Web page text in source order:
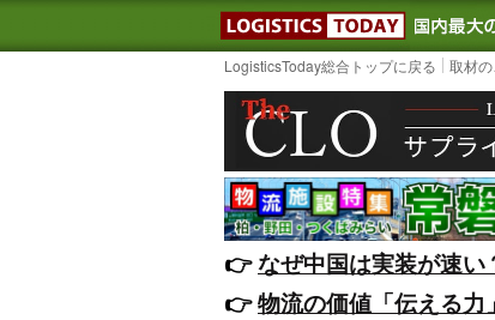
LogisticsToday総合トップに戻る 取材
👉️なぜ中国は実装が速
👉️物流の価値「伝える